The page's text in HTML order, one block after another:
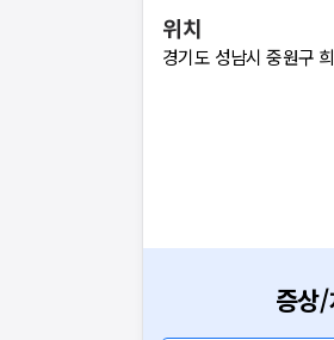
위치
경기도 성남시 중원구
증상/